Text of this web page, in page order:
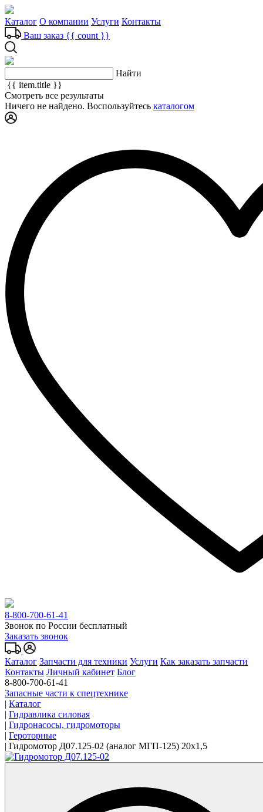
Каталог О компании Услуги Контакты
Ваш заказ {{ count }}
Найти
{{ item.title }}
Смотреть все результаты
Ничего не найдено. Воспользуйтесь каталогом
8-800-700-61-41
Звонок по России бесплатный
Заказать звонок
Каталог Запчасти для техники Услуги Как заказать запчасти
Контакты Личный кабинет Блог
8-800-700-61-41
Запасные части к спецтехнике
| Каталог
| Гидравлика силовая
| Гидронасосы, гидромоторы
| Героторные
| Гидромотор Д07.125-02 (аналог МГП-125) 20x1,5